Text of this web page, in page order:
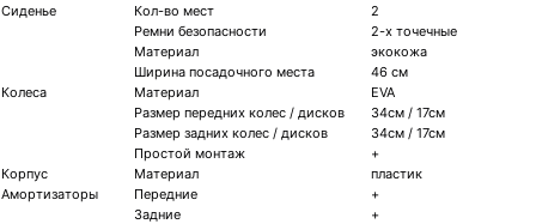
Сиденье
Кол-во мест
2
Ремни безопасности
2-х точечные
Материал
экокожа
Ширина посадочного места
46 см
Колеса
Материал
EVA
Размер передних колес / дисков
34см / 17см
Размер задних колес / дисков
34см / 17см
Простой монтаж
+
Корпус
Материал
пластик
Амортизаторы
Передние
+
Задние
+